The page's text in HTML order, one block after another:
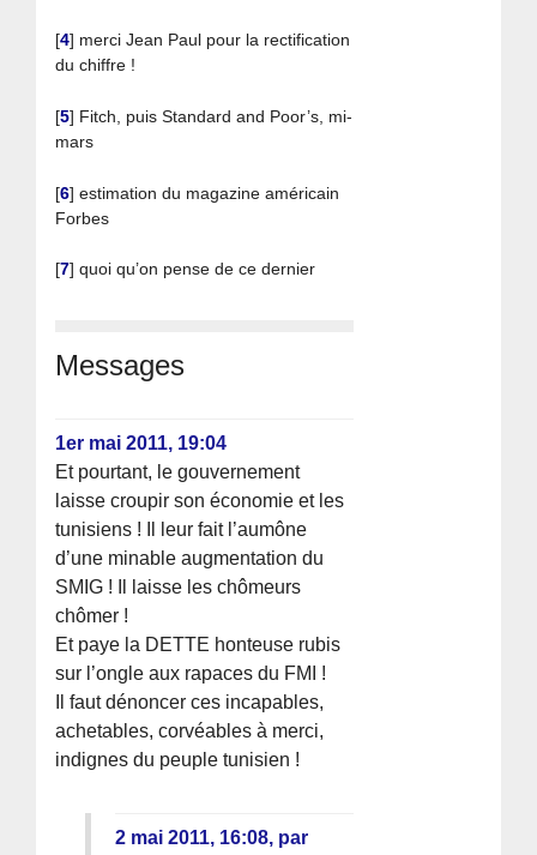
[4] merci Jean Paul pour la rectification
du chiffre !
[5] Fitch, puis Standard and Poor’s, mi-
mars
[6]estimation du magazine américain
Forbes
[7]quoi qu’on pense de ce dernier
Messages
1er mai 2011, 19:04
Et pourtant, le gouvernement
laisse croupir son économie et les
tunisiens ! Il leur fait l’aumône
d’une minable augmentation du
SMIG ! Il laisse les chômeurs
chômer !
Et paye la DETTE honteuse rubis
sur l’ongle aux rapaces du FMI !
Il faut dénoncer ces incapables,
achetables, corvéables à merci,
indignes du peuple tunisien !
2 mai 2011, 16:08, par